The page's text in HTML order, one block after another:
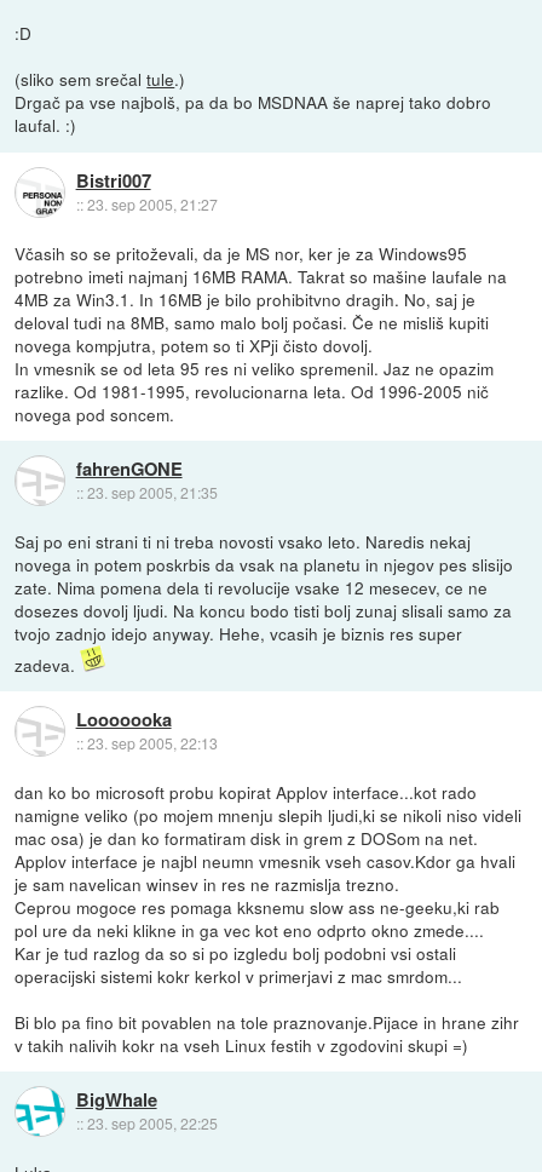
:D
(sliko sem srečaltule.)
Drgač pa vse najbolš, pa da bo MSDNAA še naprej tako dobro
laufal. :)
Bistri007
::23. sep 2005, 21:27
Včasih so se pritoževali, da je MS nor, ker je za Windows95
potrebno imeti najmanj 16MB RAMA. Takrat so mašine laufale na
4MB za Win3.1. In 16MB je bilo prohibitvno dragih. No, saj je
deloval tudi na 8MB, samo malo bolj počasi. Če ne misliš kupiti
novega kompjutra, potem so ti XPji čisto dovolj.
In vmesnik se od leta 95 res ni veliko spremenil. Jaz ne opazim
razlike. Od 1981-1995, revolucionarna leta. Od 1996-2005 nič
novega pod soncem.
fahrenGONE
::23. sep 2005, 21:35
Saj po eni strani ti ni treba novosti vsako leto. Naredis nekaj
novega in potem poskrbis da vsak na planetu in njegov pes slisijo
zate. Nima pomena dela ti revolucije vsake 12 mesecev, ce ne
dosezes dovolj ljudi. Na koncu bodo tisti bolj zunaj slisali samo za
tvojo zadnjo idejo anyway. Hehe, vcasih je biznis res super
zadeva.
Looooooka
::23. sep 2005, 22:13
dan ko bo microsoft probu kopirat Applov interface...kot rado
namigne veliko (po mojem mnenju slepih ljudi,ki se nikoli niso videli
mac osa) je dan ko formatiram disk in grem z DOSom na net.
Applov interface je najbl neumn vmesnik vseh casov.Kdor ga hvali
je sam navelican winsev in res ne razmislja trezno.
Ceprou mogoce res pomaga kksnemu slow ass ne-geeku,ki rab
pol ure da neki klikne in ga vec kot eno odprto okno zmede....
Kar je tud razlog da so si po izgledu bolj podobni vsi ostali
operacijski sistemi kokr kerkol v primerjavi z mac smrdom...
Bi blo pa fino bit povablen na tole praznovanje.Pijace in hrane zihr
v takih nalivih kokr na vseh Linux festih v zgodovini skupi =)
BigWhale
::23. sep 2005, 22:25